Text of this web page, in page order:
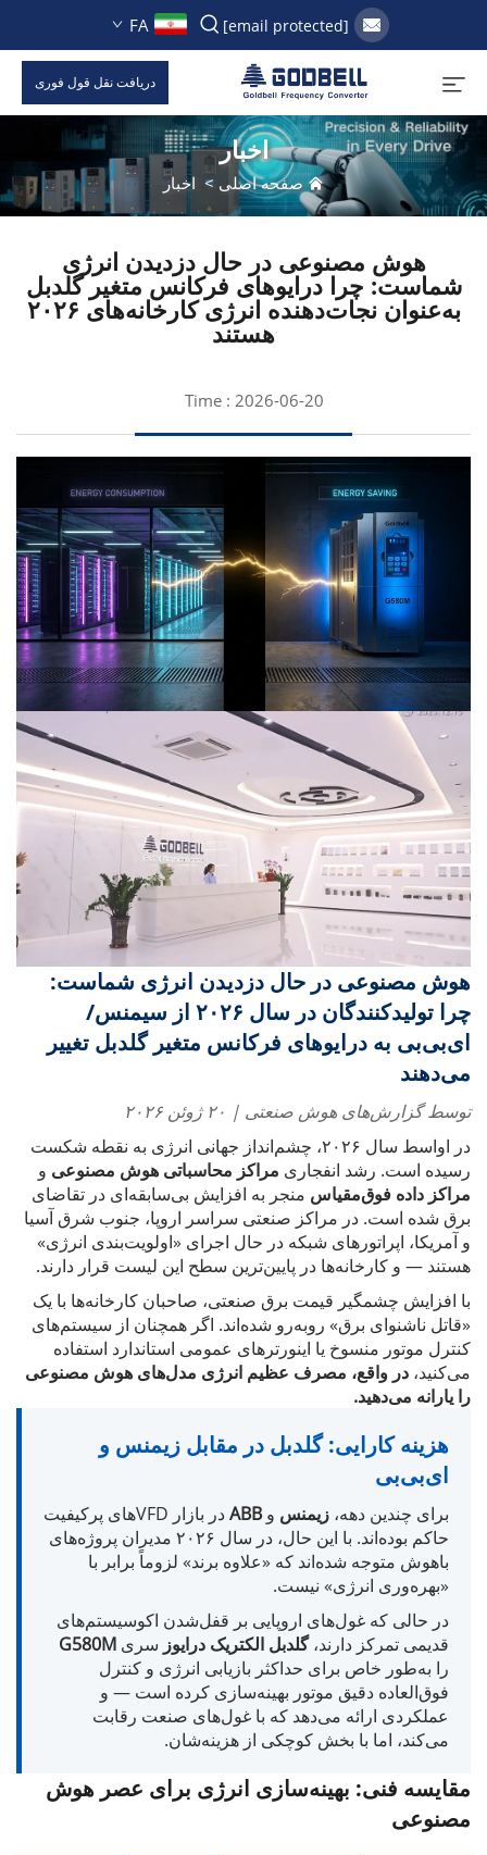
[email protected]
FA
دریافت نقل قول فوری
اخبار
صفحه اصلی > اخبار
هوش مصنوعی در حال دزدیدن انرژی
شماست: چرا درایوهای فرکانس متغیر گلدبل
به‌عنوان نجات‌دهنده انرژی کارخانه‌های ۲۰۲۶
هستند
Time : 2026-06-20
هوش مصنوعی در حال دزدیدن انرژی شماست:
چرا تولیدکنندگان در سال ۲۰۲۶ از سیمنس/
ای‌بی‌بی به درایوهای فرکانس متغیر گلدبل تغییر
می‌دهند
توسط گزارش‌های هوش صنعتی | ۲۰ ژوئن ۲۰۲۶
در اواسط سال ۲۰۲۶، چشم‌انداز جهانی انرژی به نقطه شکست
رسیده است. رشد انفجاری مراکز محاسباتی هوش مصنوعی و
مراکز داده فوق‌مقیاس منجر به افزایش بی‌سابقه‌ای در تقاضای
برق شده است. در مراکز صنعتی سراسر اروپا، جنوب شرق آسیا
و آمریکا، اپراتورهای شبکه در حال اجرای «اولویت‌بندی انرژی»
هستند — و کارخانه‌ها در پایین‌ترین سطح این لیست قرار دارند.
با افزایش چشمگیر قیمت برق صنعتی، صاحبان کارخانه‌ها با یک
«قاتل ناشنواى برق» روبه‌رو شده‌اند. اگر همچنان از سیستم‌های
کنترل موتور منسوخ یا اینورترهای عمومی استاندارد استفاده
می‌کنید، در واقع، مصرف عظیم انرژی مدل‌های هوش مصنوعی
را یارانه می‌دهید.
هزینه کارایی: گلدبل در مقابل زیمنس و
ای‌بی‌بی
برای چندین دهه، زیمنس و ABB
در بازار VFDهای پرکیفیت
حاکم بوده‌اند. با این حال، در سال ۲۰۲۶ مدیران پروژه‌های
باهوش متوجه شده‌اند که «علاوه برند» لزوماً برابر با
«بهره‌وری انرژی» نیست.
در حالی که غول‌های اروپایی بر قفل‌شدن اکوسیستم‌های
قدیمی تمرکز دارند،گلدبل الکتریک درایوز سری G580M
را به‌طور خاص برای حداکثر بازیابی انرژی و کنترل
فوق‌العاده دقیق موتور بهینه‌سازی کرده است — و
عملکردی ارائه می‌دهد که با غول‌های صنعت رقابت
می‌کند، اما با بخش کوچکی از هزینه‌شان.
مقایسه فنی: بهینه‌سازی انرژی برای عصر هوش
مصنوعی